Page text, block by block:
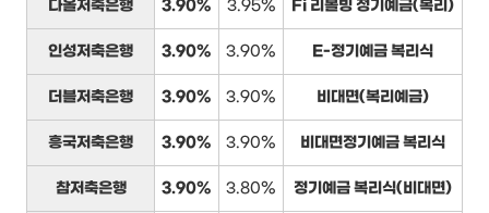
다올저축은행 3.90% 3.95% Fi 리볼빙 정기예금(복리)
인성저축은행 3.90% 3.90% E-정기예금 복리식
더블저축은행 3.90% 3.90% 비대면(복리예금)
흥국저축은행 3.90% 3.90% 비대면정기예금 복리식
참저축은행 3.90% 3.80% 정기예금 복리식(비대면)